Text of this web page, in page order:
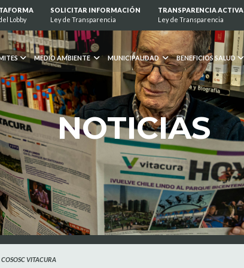
Lobby
SOLICITAR INFORMACIÓN
Ley de Transparencia
TRANSPARENCIA ACTIVA
Ley de Transparencia
MEDIO AMBIENTE MUNICIPALIDAD BENEFICIOS SALUD
NOTICIAS
VITACURA